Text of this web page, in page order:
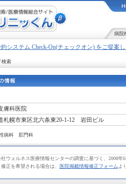
病院
システム Check-On(チェックオン) をご提案
検索
膚科医院
札幌市東区北六条東20-1-12 岩田ビル
病科 肛門科
ウェルネス医療情報センターの調査に基づく、2008年
正を希望される場合は、
医院掲載情報修正フォーム よ